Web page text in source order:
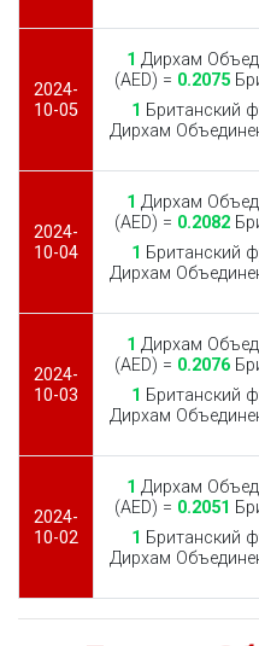
2024-
10-05
1 Дирхам
(AED) = 0.2075
1 Британский
Дирхам
2024-
10-04
1 Дирхам
(AED) = 0.2082
1 Британский
Дирхам
2024-
10-03
1 Дирхам
(AED) = 0.2076
1 Британский
Дирхам
2024-
10-02
1 Дирхам
(AED) = 0.2051
1 Британский
Дирхам